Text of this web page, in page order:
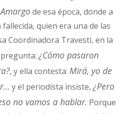
de esa época, donde a
fallecida, quien era una de las
Coordinadora Travesti, en la
pregunta:¿Cómo pasaron
, y ella contesta: Mirá, yo de
y el periodista insiste,¿Pero
no vamos a hablar. Porque